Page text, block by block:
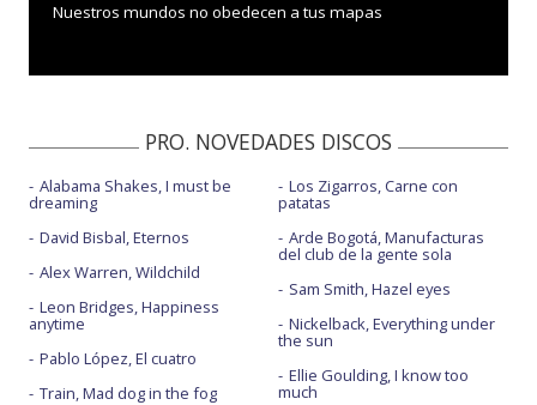
Nuestros mundos no obedecen a tus mapas
PRO. NOVEDADES DISCOS
Alabama Shakes, I must be
dreaming
David Bisbal, Eternos
Alex Warren, Wildchild
Leon Bridges, Happiness
anytime
Pablo López, El cuatro
Train, Mad dog in the fog
Los Zigarros, Carne con
patatas
Arde Bogotá, Manufacturas
del club de la gente sola
Sam Smith, Hazel eyes
Nickelback, Everything under
the sun
Ellie Goulding, I know too
much